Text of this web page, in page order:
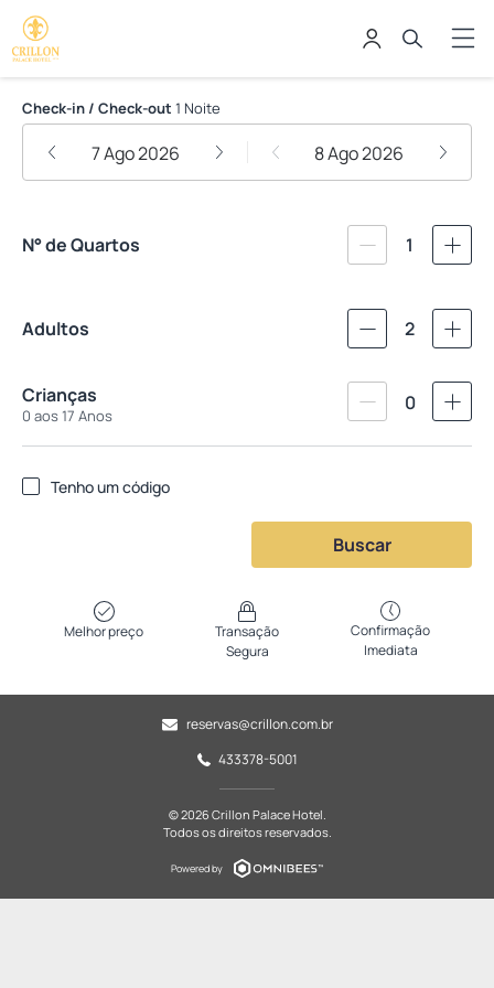
Crillon Palace Hotel
Check-in / Check-out 1 Noite
7 Ago 2026 8 Ago 2026
N° de Quartos 1
Adultos 2
Crianças
0 aos 17 Anos
0
Tenho um código
Buscar
Melhor preço
Transação
Segura
Confirmação
Imediata
reservas@crillon.com.br
433378-5001
© 2026 Crillon Palace Hotel.
Todos os direitos reservados.
Powered by